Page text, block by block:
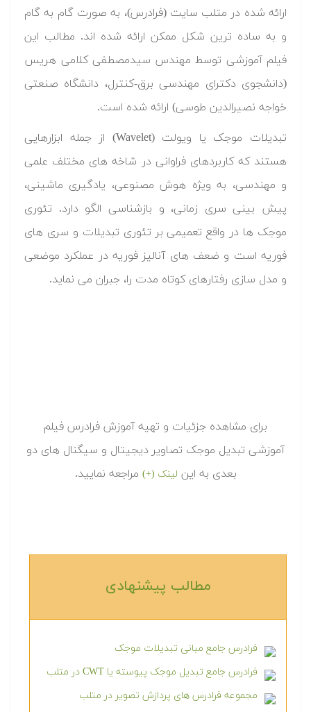
ارائه شده در متلب سایت (فرادرس)، به صورت گام به گام
و به ساده ترین شکل ممکن ارائه شده اند. مطالب این
فیلم آموزشی توسط مهندس سیدمصطفی کلامی هریس
(دانشجوی دکترای مهندسی برق-کنترل، دانشگاه صنعتی
خواجه نصیرالدین طوسی) ارائه شده است.
تبدیلات موجک یا ویولت (Wavelet) از جمله ابزارهایی
هستند که کاربردهای فراوانی در شاخه های مختلف علمی
و مهندسی، به ویژه هوش مصنوعی، یادگیری ماشینی،
پیش بینی سری زمانی، و بازشناسی الگو دارد. تئوری
موجک ها در واقع تعمیمی بر تئوری تبدیلات و سری های
فوریه است و ضعف های آنالیز فوریه در عملکرد موضعی
و مدل سازی رفتارهای کوتاه مدت را، جبران می نماید.
برای مشاهده جزئیات و تهیه آموزش فرادرس فیلم
آموزشی تبدیل موجک تصاویر دیجیتال و سیگنال های دو
بعدی به این لینک (+) مراجعه نمایید.
مطالب پیشنهادی‎
فرادرس جامع مبانی تبدیلات موجک
فرادرس جامع تبدیل موجک پیوسته یا CWT در متلب
مجموعه فرادرس های پردازش تصویر در متلب